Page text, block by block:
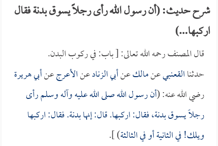
شرح حديث: (أن رسول الله رأى رجلاً يسوق بدنة فقال
اركبها...)
قال المصنف رحمه الله تعالى: [ باب: في ركوب البدن.
حدثناالقعنبيعنمالكعنأبي الزنادعنالأعرجعنأبي هريرة
رضي الله عنه: (أن رسول الله صلى الله عليه وآله وسلم رأى
رجلاً يسوق بدنة، فقال: اركبها. قال: إنها بدنة. فقال: اركبها
ويلك! في الثانية أو في الثالثة) ].